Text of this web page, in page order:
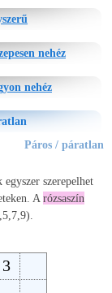
nehéz
nehéz
Páros / páratlan
szerepelhet
A rózsaszín